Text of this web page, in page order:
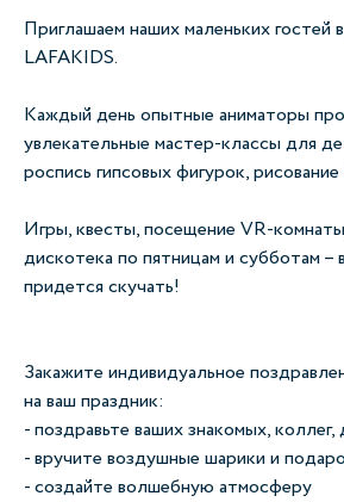
Приглашаем наших маленьких гостей
LAFAKIDS.
Каждый день опытные аниматоры
увлекательные мастер-классы для
роспись гипсовых фигурок,
Игры, квесты, посещение VR-
дискотека по пятницам и субботам –
придется скучать!
Закажите индивидуальное
на ваш праздник:
- поздравьте ваших знакомых, коллег,
- вручите воздушные шарики и
- создайте волшебную атмосферу